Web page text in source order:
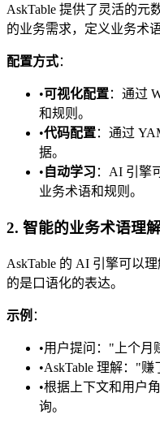
AskTable 提供了灵活的元
的业务需求，定义业务术
配置方式：
•可视化配置：通过
和规则。
•代码配置：通过
据。
• 自动学习 ：AI 引擎
业务术语和规则。
2. 智能的业务术语理
AskTable 的 AI 引擎可以
的是口语化的表达。
示例 ：
•用户提问："上个月
•AskTable 理解："
•根据上下文和用户
询。